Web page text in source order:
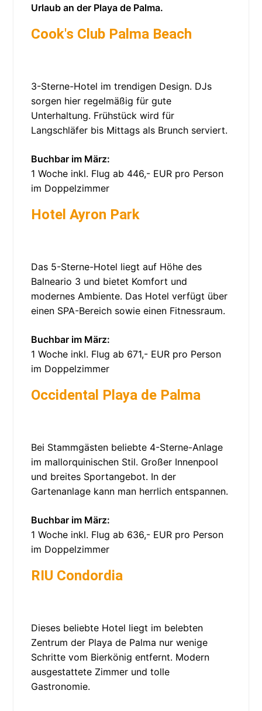
Urlaub an der Playa de Palma.
Cook's Club Palma Beach
3-Sterne-Hotel im trendigen Design. DJs
sorgen hier regelmäßig für gute
Unterhaltung. Frühstück wird für
Langschläfer bis Mittags als Brunch serviert.
Buchbar im März:
1 Woche inkl. Flug ab 446,- EUR pro Person
im Doppelzimmer
Hotel Ayron Park
Das 5-Sterne-Hotel liegt auf Höhe des
Balneario 3 und bietet Komfort und
modernes Ambiente. Das Hotel verfügt über
einen SPA-Bereich sowie einen Fitnessraum.
Buchbar im März:
1 Woche inkl. Flug ab 671,- EUR pro Person
im Doppelzimmer
Occidental Playa de Palma
Bei Stammgästen beliebte 4-Sterne-Anlage
im mallorquinischen Stil. Großer Innenpool
und breites Sportangebot. In der
Gartenanlage kann man herrlich entspannen.
Buchbar im März:
1 Woche inkl. Flug ab 636,- EUR pro Person
im Doppelzimmer
RIU Condordia
Dieses beliebte Hotel liegt im belebten
Zentrum der Playa de Palma nur wenige
Schritte vom Bierkönig entfernt. Modern
ausgestattete Zimmer und tolle
Gastronomie.